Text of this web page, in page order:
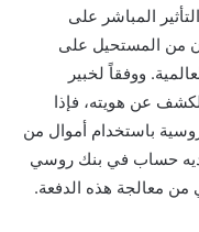
المباشر على
من المستحيل على
ووفقاً لخبير
عن هويته، فإذا
باستخدام أموال من
لديه حساب في بنك روسي
من معالجة هذه الدفعة.